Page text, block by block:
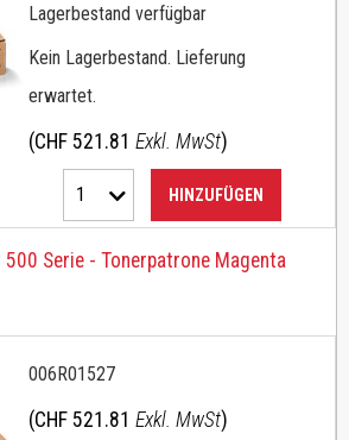
Lagerbestand verfügbar
Kein Lagerbestand. Lieferung
erwartet.
(CHF 521.81 Exkl. MwSt)
1 HINZUFÜGEN
Serie - Tonerpatrone Magenta
006R01527
(CHF 521.81 Exkl. MwSt)